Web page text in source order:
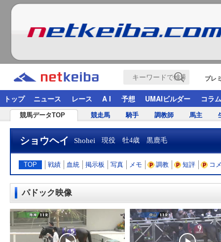
プレ
トップ ニュース レース A I 予想 UMAIビルダー コラム
競馬データTOP 競走馬 騎手 調教師 馬主
ショウヘイ Shohei 現役 牡4歳 黒鹿毛
TOP 戦績 血統 掲示板 写真 メモ 調教 短評 コ
パドック映像